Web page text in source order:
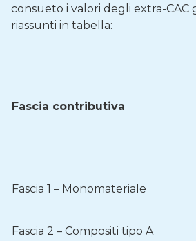
consueto i valori degli extra-CAC
riassunti in tabella:
Fascia contributiva
Fascia 1 – Monomateriale
Fascia 2 – Compositi tipo A